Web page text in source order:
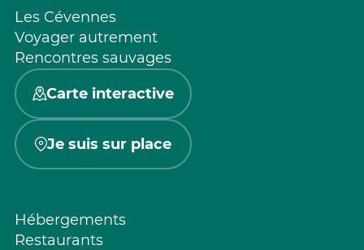
Les Cévennes
Voyager autrement
Rencontres sauvages
Carte interactive
Je suis sur place
Hébergements
Restaurants